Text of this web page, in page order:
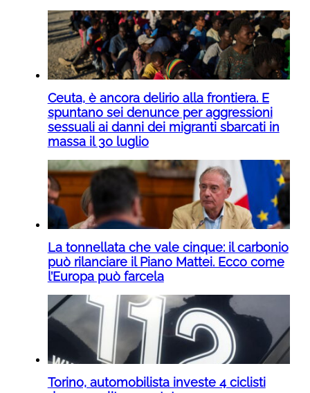
Ceuta, è ancora delirio alla frontiera. E
spuntano sei denunce per aggressioni
sessuali ai danni dei migranti sbarcati in
massa il 30 luglio
La tonnellata che vale cinque: il carbonio
può rilanciare il Piano Mattei. Ecco come
l’Europa può farcela
Torino, automobilista investe 4 ciclisti